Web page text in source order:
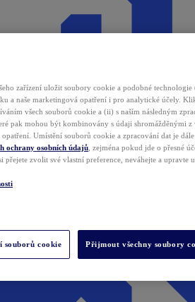
zařízení uložit soubory cookie a podobné technologie
a naše marketingová opatření i pro analytické účely.
všech souborů cookie a (ii) s naším následným
pak mohou být kombinovány s údaji shromážděnými z
Umístění souborů cookie a zpracování dat je dále
ochrany osobních údajů , zejména pokud jde o přesné
zvolit své vlastní preference, neváhejte a upravte
souborů cookie Přijmout všechny soubory